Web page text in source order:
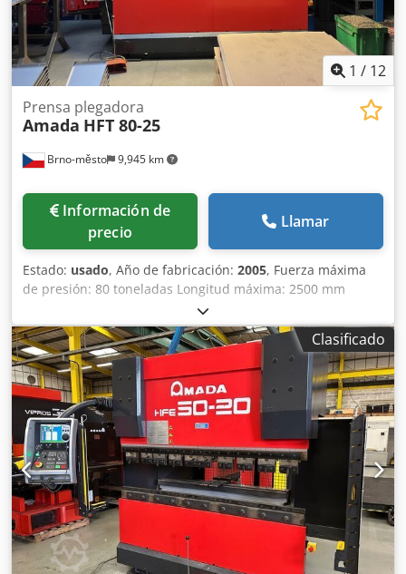
1 / 12
Brno-město 9,945 km
Prensa plegadora
Amada HFT 80-25
Información de
precio
Llamar
Estado: usado, Año de fabricación: 2005, Fuerza máxima
de presión: 80 toneladas Longitud máxima: 2500 mm
Carrera: 200 mm Peso de la máquina: 5750 kg Crjdpfx
Akjzdf D Uskef
Clasificado